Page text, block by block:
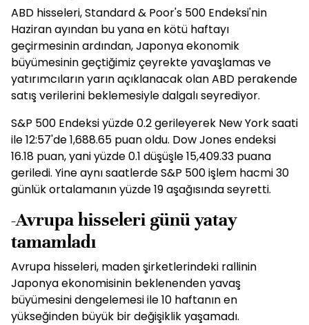
ABD hisseleri, Standard & Poor's 500 Endeksi'nin
Haziran ayından bu yana en kötü haftayı
geçirmesinin ardından, Japonya ekonomik
büyümesinin geçtiğimiz çeyrekte yavaşlamas ve
yatırımcıların yarın açıklanacak olan ABD perakende
satış verilerini beklemesiyle dalgalı seyrediyor.
S&P 500 Endeksi yüzde 0.2 gerileyerek New York saati
ile 12:57'de 1,688.65 puan oldu. Dow Jones endeksi
16.18 puan, yani yüzde 0.1 düşüşle 15,409.33 puana
geriledi. Yine aynı saatlerde S&P 500 işlem hacmi 30
günlük ortalamanın yüzde 19 aşağısında seyretti.
-Avrupa hisseleri günü yatay
tamamladı
Avrupa hisseleri, maden şirketlerindeki rallinin
Japonya ekonomisinin beklenenden yavaş
büyümesini dengelemesi ile 10 haftanın en
yükseğinden büyük bir değişiklik yaşamadı.